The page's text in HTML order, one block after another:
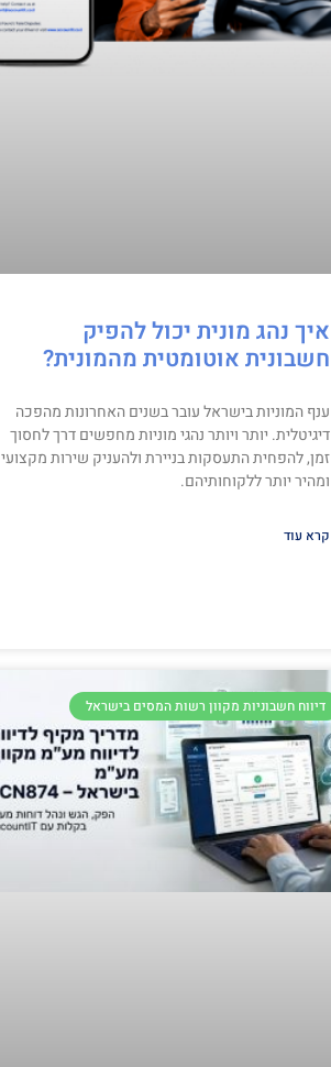
איך נהג מונית יכול להפיק
חשבונית אוטומטית מהמונית?
ענף המוניות בישראל עובר בשנים האחרונות מהפכה
דיגיטלית. יותר ויותר נהגי מוניות מחפשים דרך לחסוך
זמן, להפחית התעסקות בניירת ולהעניק שירות מקצועי
ומהיר יותר ללקוחותיהם.
קרא עוד
דיווח חשבוניות מקוון רשות המסים בישראל